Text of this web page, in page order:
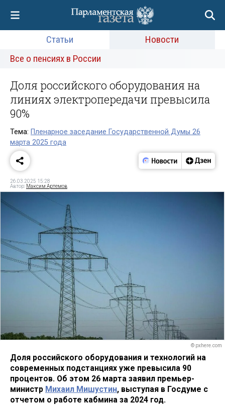
Статьи
Новости
Все о пенсиях в России
Доля российского оборудования на
линиях электропередачи превысила
90%
Тема: Пленарное заседание Государственной Думы 26
марта 2025 года
26.03.2025 15:28
Автор: Максим Артемов
© pxhere.com
Доля российского оборудования и технологий на
современных подстанциях уже превысила 90
процентов. Об этом 26 марта заявил премьер-
министр Михаил Мишустин, выступая в Госдуме с
отчетом о работе кабмина за 2024 год.